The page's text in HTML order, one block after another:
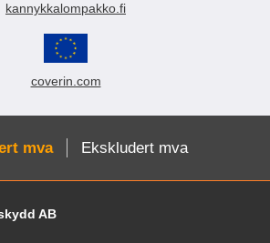
kannykkalompakko.fi
coverin.com
mva Ekskludert mva
Blandet informasjon og
AB